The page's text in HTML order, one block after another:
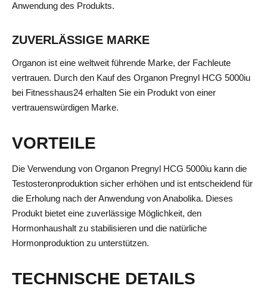
Anwendung des Produkts.
ZUVERLÄSSIGE MARKE
Organon ist eine weltweit führende Marke, der Fachleute
vertrauen. Durch den Kauf des Organon Pregnyl HCG 5000iu
bei Fitnesshaus24 erhalten Sie ein Produkt von einer
vertrauenswürdigen Marke.
VORTEILE
Die Verwendung von Organon Pregnyl HCG 5000iu kann die
Testosteronproduktion sicher erhöhen und ist entscheidend für
die Erholung nach der Anwendung von Anabolika. Dieses
Produkt bietet eine zuverlässige Möglichkeit, den
Hormonhaushalt zu stabilisieren und die natürliche
Hormonproduktion zu unterstützen.
TECHNISCHE DETAILS